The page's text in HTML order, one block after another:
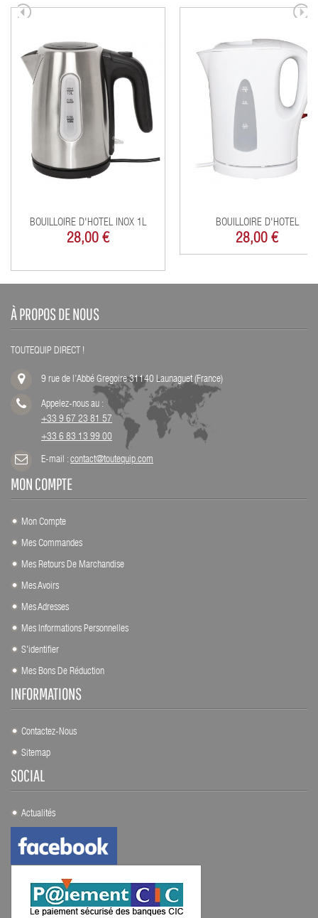
BOUILLOIRE D'HOTEL INOX 1L
28,00 €
BOUILLOIRE D'HOTEL
28,00 €
À PROPOS DE NOUS
TOUTEQUIP DIRECT !
9 rue de l’Abbé Gregoire 31140 Launaguet (France)
Appelez-nous au :
+33 9 67 23 81 57
+33 6 83 13 99 00
E-mail : contact@toutequip.com
MON COMPTE
Mon Compte
Mes Commandes
Mes Retours De Marchandise
Mes Avoirs
Mes Adresses
Mes Informations Personnelles
S'identifier
Mes Bons De Réduction
INFORMATIONS
Contactez-Nous
Sitemap
SOCIAL
Actualités